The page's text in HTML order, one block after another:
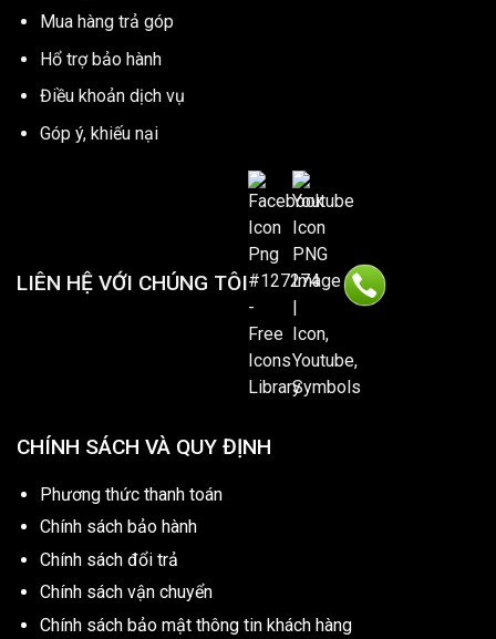
Mua hàng trả góp
Hổ trợ bảo hành
Điều khoản dịch vụ
Góp ý, khiếu nại
LIÊN HỆ VỚI CHÚNG TÔI
CHÍNH SÁCH VÀ QUY ĐỊNH
Phương thức thanh toán
Chính sách bảo hành
Chính sách đổi trả
Chính sách vận chuyển
Chính sách bảo mật thông tin khách hàng